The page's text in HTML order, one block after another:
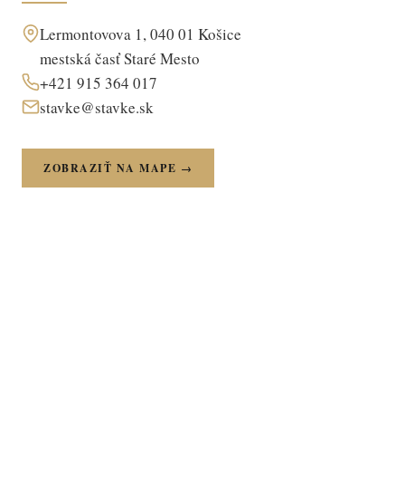
Lermontovova 1, 040 01 Košice
mestská časť Staré Mesto
+421 915 364 017
stavke@stavke.sk
ZOBRAZIŤ NA MAPE →